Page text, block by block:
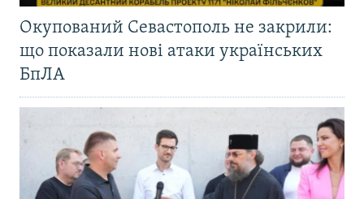
Окупований Севастополь не закрили:
що показали нові атаки українських
БпЛА